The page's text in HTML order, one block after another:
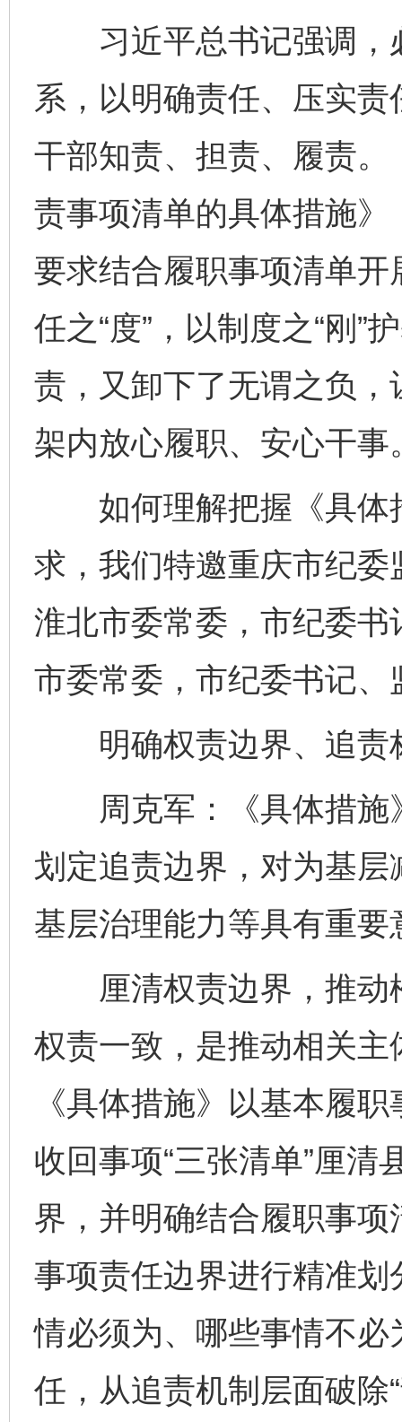
习近平总书记强调，
系，以明确责任、压实
干部知责、担责、履责
责事项清单的具体措施
要求结合履职事项清单开
任之“度”，以制度之“刚”
责，又卸下了无谓之负
架内放心履职、安心干事
如何理解把握《具体
求，我们特邀重庆市纪
淮北市委常委，市纪委
市委常委，市纪委书记
明确权责边界、追责
周克军：《具体措施
划定追责边界，对为基
基层治理能力等具有重要
厘清权责边界，推动
权责一致，是推动相关
《具体措施》以基本履
收回事项“三张清单”厘
界，并明确结合履职事
事项责任边界进行精准划
情必须为、哪些事情不必
任，从追责机制层面破除